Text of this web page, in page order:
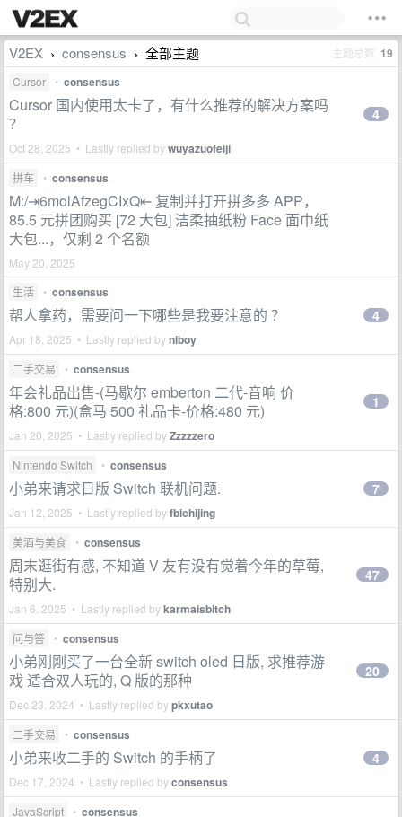
V2EX › consensus › 全部主题 主题总数 19
Cursor • consensus
Cursor 国内使用太卡了，有什么推荐的解决方案吗
？
Oct 28, 2025 • Lastly replied bywuyazuofeiji
4
拼车 • consensus
M:/⇥6molAfzegCIxQ⇤ 复制并打开拼多多 APP，
85.5 元拼团购买 [72 大包] 洁柔抽纸粉 Face 面巾纸
大包...，仅剩 2 个名额
May 20, 2025
生活
• consensus
帮人拿药，需要问一下哪些是我要注意的 ？
Apr 18, 2025 • Lastly replied byniboy
4
二手交易 • consensus
年会礼品出售-(马歇尔 emberton 二代-音响 价
格:800 元)(盒马 500 礼品卡-价格:480 元)
Jan 20, 2025 • Lastly replied byZzzzzero
1
Nintendo Switch • consensus
小弟来请求日版 Switch 联机问题.
Jan 12, 2025 • Lastly replied byfbichijing
7
美酒与美食 • consensus
周末逛街有感, 不知道 V 友有没有觉着今年的草莓,
特别大.
Jan 6, 2025 • Lastly replied bykarmaisbitch
47
问与答 • consensus
小弟刚刚买了一台全新 switch oled 日版, 求推荐游
戏 适合双人玩的, Q 版的那种
Dec 23, 2024 • Lastly replied bypkxutao
20
二手交易 • consensus
小弟来收二手的 Switch 的手柄了
Dec 17, 2024 • Lastly replied byconsensus
4
JavaScript • consensus